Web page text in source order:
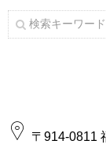
〒914-0811